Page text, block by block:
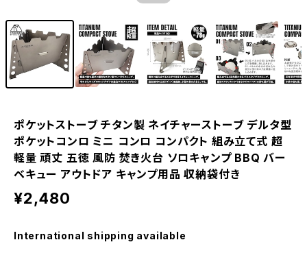
ポケットストーブ チタン製 ネイチャーストーブ デルタ型
ポケットコンロ ミニ コンロ コンパクト 組み立て式 超
軽量 頑丈 五徳 風防 焚き火台 ソロキャンプ BBQ バー
ベキュー アウトドア キャンプ用品 収納袋付き
¥2,480
International shipping available